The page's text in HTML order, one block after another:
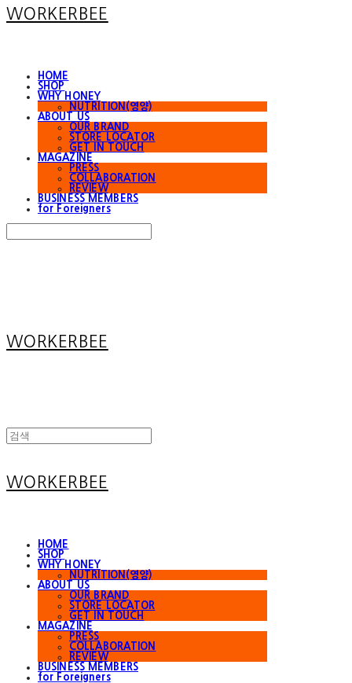
WORKERBEE
HOME
SHOP
WHY HONEY
NUTRITION(영양)
ABOUT US
OUR BRAND
STORE LOCATOR
GET IN TOUCH
MAGAZINE
PRESS
COLLABORATION
REVIEW
BUSINESS MEMBERS
for Foreigners
WORKERBEE
WORKERBEE
HOME
SHOP
WHY HONEY
NUTRITION(영양)
ABOUT US
OUR BRAND
STORE LOCATOR
GET IN TOUCH
MAGAZINE
PRESS
COLLABORATION
REVIEW
BUSINESS MEMBERS
for Foreigners